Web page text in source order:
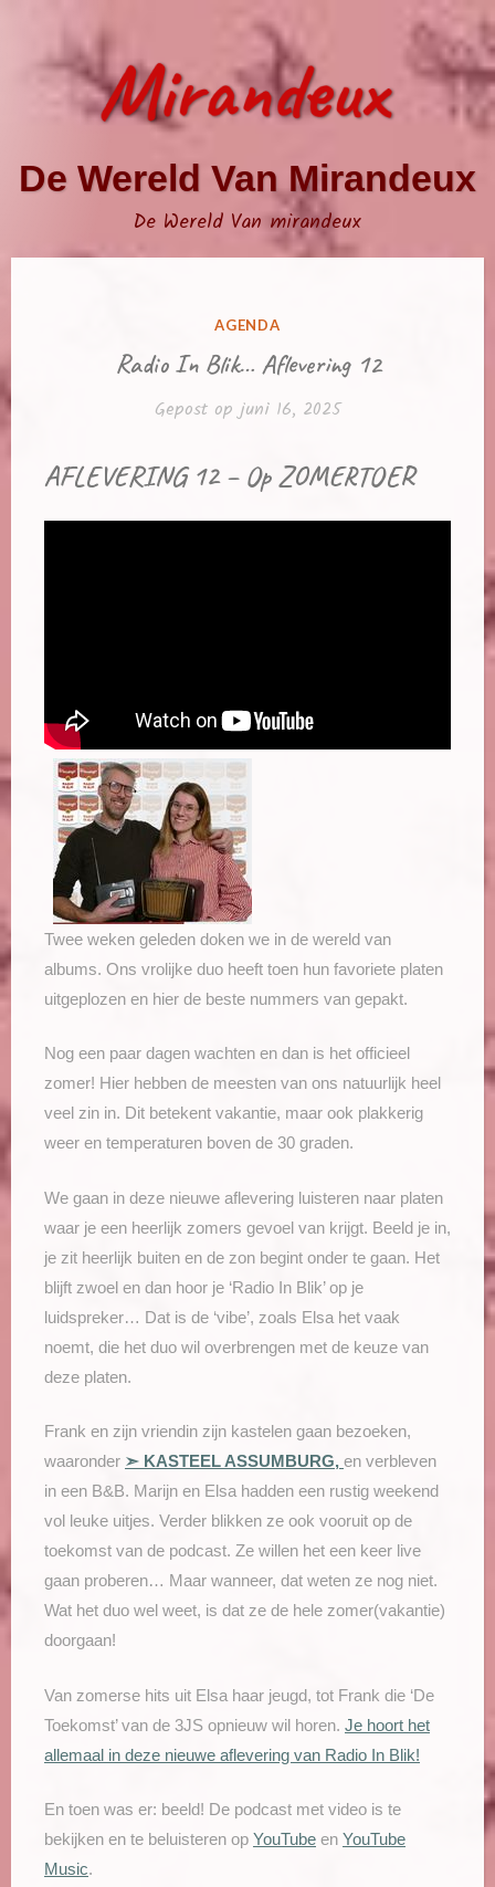
springen
De Wereld Van Mirandeux
De Wereld Van mirandeux
GEPLAATST
AGENDA
Radio In Blik… Aflevering 12
Gepost opjuni 16, 2025
AFLEVERING 12 – Op ZOMERTOER
Twee weken geleden doken we in de wereld van
albums. Ons vrolijke duo heeft toen hun favoriete platen
uitgeplozen en hier de beste nummers van gepakt.
Nog een paar dagen wachten en dan is het officieel
zomer! Hier hebben de meesten van ons natuurlijk heel
veel zin in. Dit betekent vakantie, maar ook plakkerig
weer en temperaturen boven de 30 graden.
We gaan in deze nieuwe aflevering luisteren naar platen
waar je een heerlijk zomers gevoel van krijgt. Beeld je in,
je zit heerlijk buiten en de zon begint onder te gaan. Het
blijft zwoel en dan hoor je ‘Radio In Blik’ op je
luidspreker… Dat is de ‘vibe’, zoals Elsa het vaak
noemt, die het duo wil overbrengen met de keuze van
deze platen.
Frank en zijn vriendin zijn kastelen gaan bezoeken,
waaronder ➣ KASTEEL ASSUMBURG, en verbleven
in een B&B. Marijn en Elsa hadden een rustig weekend
vol leuke uitjes. Verder blikken ze ook vooruit op de
toekomst van de podcast. Ze willen het een keer live
gaan proberen… Maar wanneer, dat weten ze nog niet.
Wat het duo wel weet, is dat ze de hele zomer(vakantie)
doorgaan!
Van zomerse hits uit Elsa haar jeugd, tot Frank die ‘De
Toekomst’ van de 3JS opnieuw wil horen. Je hoort het
allemaal in deze nieuwe aflevering van Radio In Blik!
En toen was er: beeld! De podcast met video is te
bekijken en te beluisteren op YouTube en YouTube
Music.